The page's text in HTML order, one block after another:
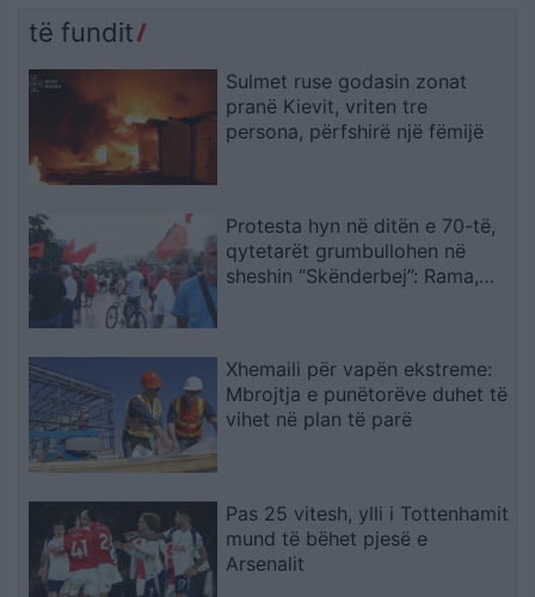
të fundit
Sulmet ruse godasin zonat
pranë Kievit, vriten tre
persona, përfshirë një fëmijë
Protesta hyn në ditën e 70-të,
qytetarët grumbullohen në
sheshin “Skënderbej”: Rama,
Xhemaili për vapën ekstreme:
Mbrojtja e punëtorëve duhet të
vihet në plan të parë
Pas 25 vitesh, ylli i Tottenhamit
mund të bëhet pjesë e
Arsenalit